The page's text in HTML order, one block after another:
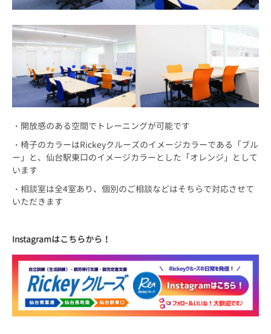
・開放感のある空間でトレーニングが可能です
・椅子のカラーはRickeyクルーズのイメージカラーである「ブル
ー」と、仙台駅東口のイメージカラーとした「オレンジ」として
います
・相談室は全4室あり、個別のご相談などはそちらで対応させて
いただきます
Instagramはこちらから！